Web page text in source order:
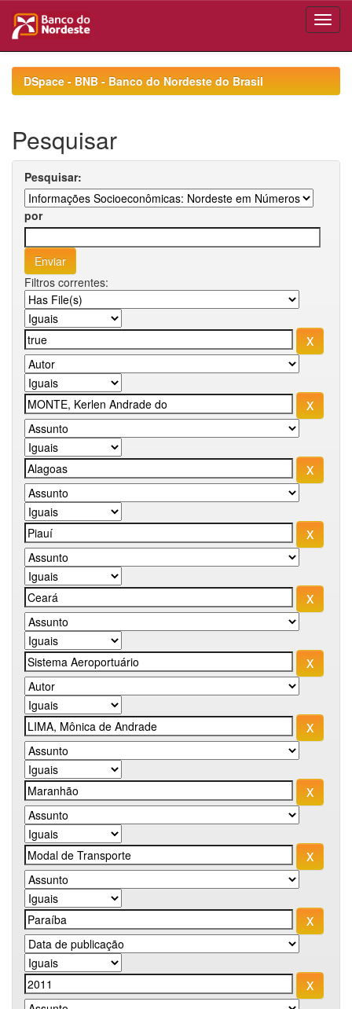
navigationDSpace - BNB - Banco do Nordeste do Brasil
Pesquisar
Pesquisar:
por
Filtros correntes: